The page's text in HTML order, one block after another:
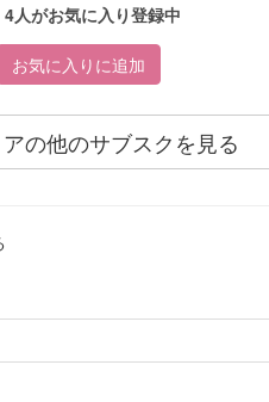
4人がお気に入り登録中
お気に入りに追加
の他のサブスクを見る